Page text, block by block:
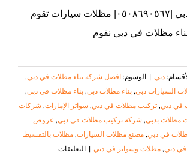
بناء مظلات في دبي |٠٥٠٨٦٩٠٥٦٧| مظلات سيارات تقوم
مظلات في دبي نقوم
دبي | الوسوم: افضل شركة بناء مظلات في دبي,
السيارات دبي, بناء مظلات دبي, بناء مظلات في دبي,
في دبي, تركيب مظلات في دبي, سواتر الإمارات, شركات
مظلات بدبي, شركة تركيب مظلات في دبي, عروض
في دبي, مصنع مظلات السيارات, مظلات بالتقسيط
دبي, مظلات وسواتر في دبي | التعليقاتعلى